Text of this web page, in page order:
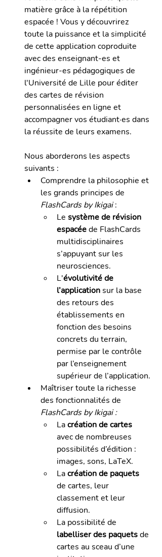
matière grâce à la répétition
espacée ! Vous y découvrirez
toute la puissance et la simplicité
de cette application coproduite
avec des enseignant-es et
ingénieur-es pédagogiques de
l'Université de Lille pour éditer
des cartes de révision
personnalisées en ligne et
accompagner vos étudiant·es dans
la réussite de leurs examens.
Nous aborderons les aspects
suivants :
Comprendre la philosophie et
les grands principes de
FlashCards by Ikigai :
Le système de révision
espacée de FlashCards
multidisciplinaires
s’appuyant sur les
neurosciences.
L'évolutivité de
l’application sur la base
des retours des
établissements en
fonction des besoins
concrets du terrain,
permise par le contrôle
par l’enseignement
supérieur de l’application.
Maîtriser toute la richesse
des fonctionnalités de
FlashCards by Ikigai :
La création de cartes
avec de nombreuses
possibilités d’édition :
images, sons, LaTeX.
La création de paquets
de cartes, leur
classement et leur
diffusion.
La possibilité de
labelliser des paquets de
cartes au sceau d’une